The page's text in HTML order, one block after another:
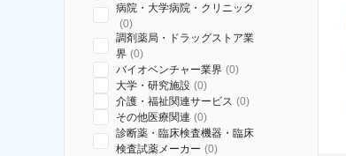
病院・大学病院・クリニック
(0)
調剤薬局・ドラッグストア業
界 (0)
バイオベンチャー業界 (0)
大学・研究施設 (0)
介護・福祉関連サービス (0)
その他医療関連 (0)
診断薬・臨床検査機器・臨床
検査試薬メーカー (0)